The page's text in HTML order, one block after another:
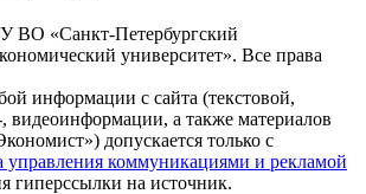
ВО «Санкт-Петербургский
университет». Все права
информации с сайта (текстовой,
видеоинформации, а также материалов
допускается только с
управления коммуникациями и рекламой
гиперссылки на источник.